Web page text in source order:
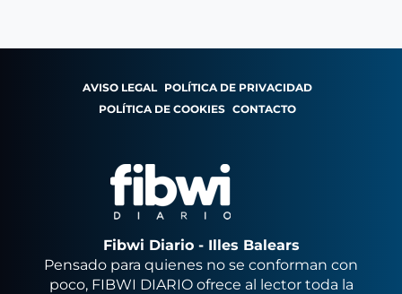
AVISO LEGAL POLÍTICA DE PRIVACIDAD
POLÍTICA DE COOKIES CONTACTO
Fibwi Diario - Illes Balears
Pensado para quienes no se conforman con
poco, FIBWI DIARIO ofrece al lector toda la